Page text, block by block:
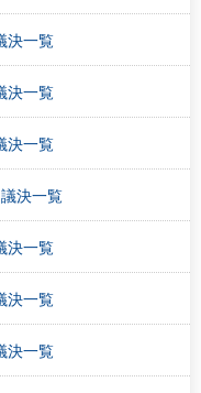
決一覧
決一覧
決一覧
決一覧
決一覧
決一覧
決一覧